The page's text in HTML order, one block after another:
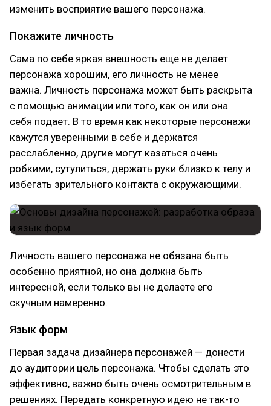
изменить восприятие вашего персонажа.
Покажите личность
Сама по себе яркая внешность еще не делает
персонажа хорошим, его личность не менее
важна. Личность персонажа может быть раскрыта
с помощью анимации или того, как он или она
себя подает. В то время как некоторые персонажи
кажутся уверенными в себе и держатся
расслабленно, другие могут казаться очень
робкими, сутулиться, держать руки близко к телу и
избегать зрительного контакта с окружающими.
Личность вашего персонажа не обязана быть
особенно приятной, но она должна быть
интересной, если только вы не делаете его
скучным намеренно.
Язык форм
Первая задача дизайнера персонажей — донести
до аудитории цель персонажа. Чтобы сделать это
эффективно, важно быть очень осмотрительным в
решениях. Передать конкретную идею не так-то